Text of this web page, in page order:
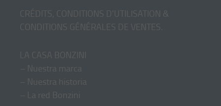
CRÉDITS, CONDITIONS D'UTILISATION &
CONDITIONS GÉNÉRALES DE VENTES
LA CASA BONZINI
– Nuestra marca
– Nuestra historia
– La red Bonzini